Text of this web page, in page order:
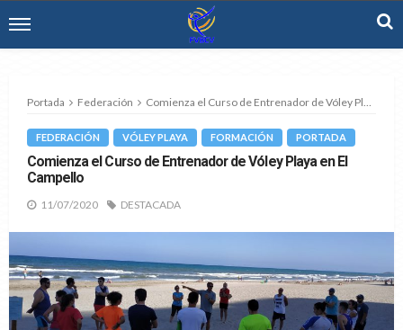
Portada Federación Comienza el Curso de Entrenador de Vóley Playa en El Campello
FEDERACIÓN VÓLEY PLAYA FORMACIÓN PORTADA
Comienza el Curso de Entrenador de Vóley Playa en El
Campello
11/07/2020 DESTACADA